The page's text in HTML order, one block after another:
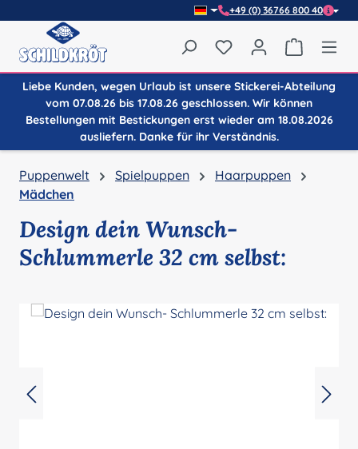
+49 (0) 36766 800 40
Du hast 0 Produkte
Liebe Kunden, wegen Urlaub ist unsere Stickerei-Abteilung
vom 07.08.26 bis 17.08.26 geschlossen. Wir können
Bestellungen mit Bestickungen erst wieder am 18.08.2026
ausliefern. Danke für ihr Verständnis.
Puppenwelt Spielpuppen
Haarpuppen
Mädchen
Design dein Wunsch-
Schlummerle 32 cm selbst: